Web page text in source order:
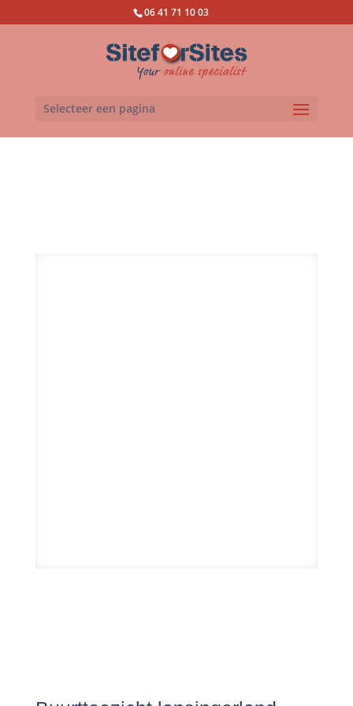
06 41 71 10 03
Selecteer een pagina